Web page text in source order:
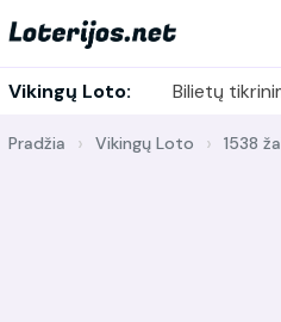
Vikingų Loto: Bilietų
Pradžia Vikingų Loto 1538